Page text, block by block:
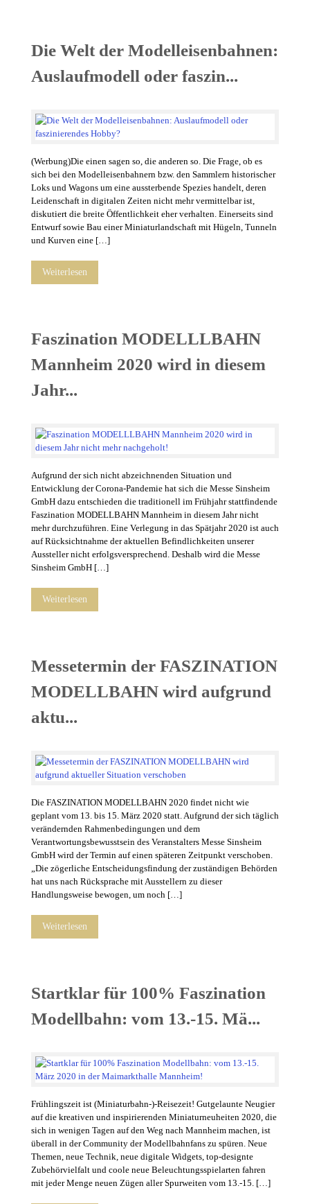
Die Welt der Modelleisenbahnen:
Auslaufmodell oder faszin...
(Werbung)Die einen sagen so, die anderen so. Die Frage, ob es
sich bei den Modelleisenbahnern bzw. den Sammlern historischer
Loks und Wagons um eine aussterbende Spezies handelt, deren
Leidenschaft in digitalen Zeiten nicht mehr vermittelbar ist,
diskutiert die breite Öffentlichkeit eher verhalten. Einerseits sind
Entwurf sowie Bau einer Miniaturlandschaft mit Hügeln, Tunneln
und Kurven eine […]
Weiterlesen
Faszination MODELLLBAHN
Mannheim 2020 wird in diesem
Jahr...
Aufgrund der sich nicht abzeichnenden Situation und
Entwicklung der Corona-Pandemie hat sich die Messe Sinsheim
GmbH dazu entschieden die traditionell im Frühjahr stattfindende
Faszination MODELLBAHN Mannheim in diesem Jahr nicht
mehr durchzuführen. Eine Verlegung in das Spätjahr 2020 ist auch
auf Rücksichtnahme der aktuellen Befindlichkeiten unserer
Aussteller nicht erfolgsversprechend. Deshalb wird die Messe
Sinsheim GmbH […]
Weiterlesen
Messetermin der FASZINATION
MODELLBAHN wird aufgrund
aktu...
Die FASZINATION MODELLBAHN 2020 findet nicht wie
geplant vom 13. bis 15. März 2020 statt. Aufgrund der sich täglich
verändernden Rahmenbedingungen und dem
Verantwortungsbewusstsein des Veranstalters Messe Sinsheim
GmbH wird der Termin auf einen späteren Zeitpunkt verschoben.
„Die zögerliche Entscheidungsfindung der zuständigen Behörden
hat uns nach Rücksprache mit Ausstellern zu dieser
Handlungsweise bewogen, um noch […]
Weiterlesen
Startklar für 100% Faszination
Modellbahn: vom 13.-15. Mä...
Frühlingszeit ist (Miniaturbahn-)-Reisezeit! Gutgelaunte Neugier
auf die kreativen und inspirierenden Miniaturneuheiten 2020, die
sich in wenigen Tagen auf den Weg nach Mannheim machen, ist
überall in der Community der Modellbahnfans zu spüren. Neue
Themen, neue Technik, neue digitale Widgets, top-designte
Zubehörvielfalt und coole neue Beleuchtungsspielarten fahren
mit jeder Menge neuen Zügen aller Spurweiten vom 13.-15. […]